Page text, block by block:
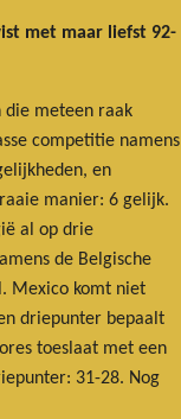
met maar liefst 92-
die meteen raak
competitie namens
en
manier: 6 gelijk.
al op drie
de Belgische
Mexico komt niet
driepunter bepaalt
toeslaat met een
31-28. Nog